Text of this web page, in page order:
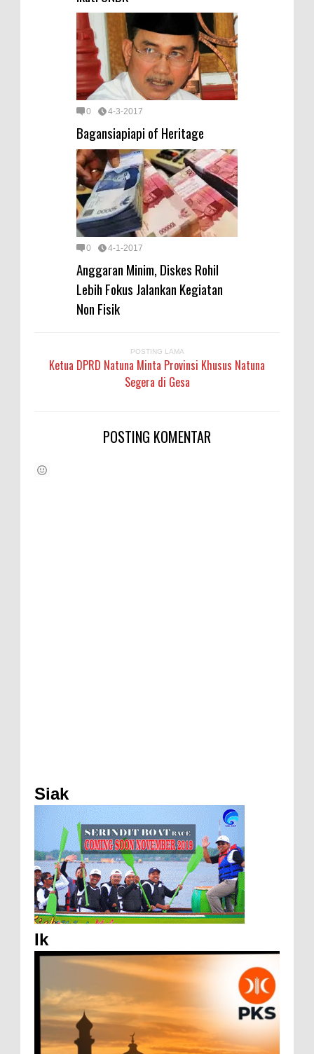
0 4-3-2017
Bagansiapiapi of Heritage
0 4-1-2017
Anggaran Minim, Diskes Rohil
Lebih Fokus Jalankan Kegiatan
Non Fisik
POSTING LAMA
Ketua DPRD Natuna Minta Provinsi Khusus Natuna
Segera di Gesa
POSTING KOMENTAR
Siak
Ik